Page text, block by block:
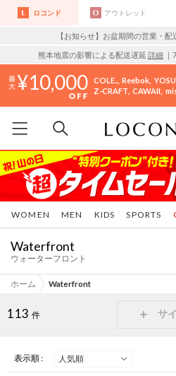
ロコンド アウトレット
【お知らせ】お盆期間の営業・
熊本地震の影響による配送遅延 詳細
10,000 COLE.. Reebok
Z-CRAFT CAWAII
WOMEN MEN KIDS SPORTS
Waterfront
ウォーターフロント
ホーム Waterfront
113 件 サ
表示順 :